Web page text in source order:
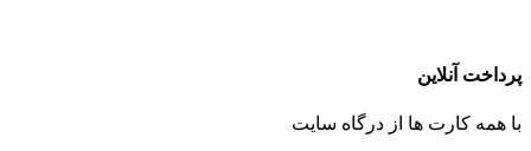
پرداخت آنلاین
با همه کارت ها از درگاه سایت